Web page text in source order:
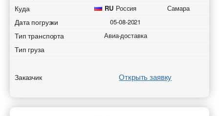
Куда RU Россия Самара
Дата погрузки 05-08-2021
Тип транспорта Авиа-доставка
Тип груза
Заказчик Открыть заявку